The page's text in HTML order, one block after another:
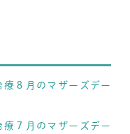
８月のマザーズデー
７月のマザーズデー